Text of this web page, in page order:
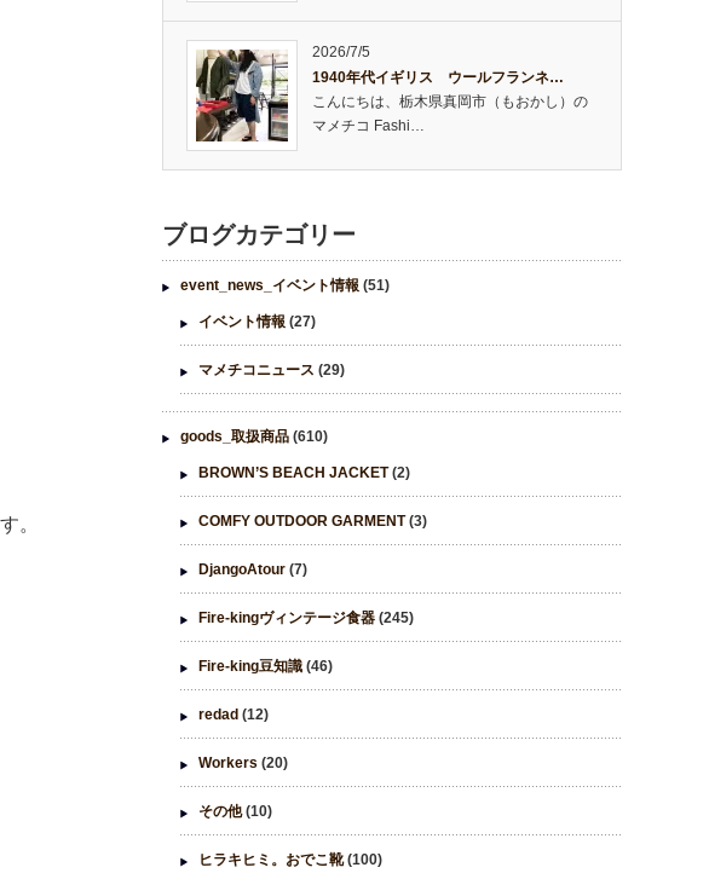
。
2026/7/5
1940年代イギリス ウールフランネ…
こんにちは、栃木県真岡市（もおかし）の
マメチコ Fashi…
ブログカテゴリー
event_news_イベント情報 (51)
イベント情報 (27)
マメチコニュース (29)
goods_取扱商品 (610)
BROWN’S BEACH JACKET(2)
COMFY OUTDOOR GARMENT(3)
DjangoAtour (7)
Fire-kingヴィンテージ食器 (245)
Fire-king豆知識 (46)
redad (12)
Workers (20)
その他(10)
ヒラキヒミ。おでこ靴(100)